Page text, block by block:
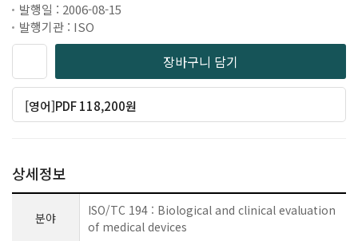
발행일 : 2006-08-15
발행기관 : ISO
장바구니 담기
[영어]PDF 118,200원
상세정보
분야
ISO/TC 194 : Biological and clinical evaluation
of medical devices